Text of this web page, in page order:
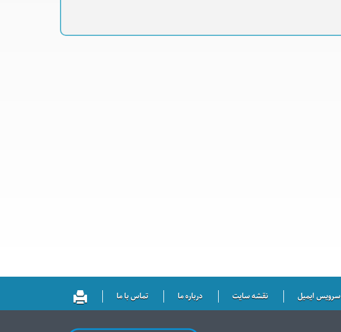
سرویس ایمیل نقشه سایت درباره ما تماس با ما